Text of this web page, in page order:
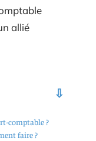
allié
comptable ?
faire ?